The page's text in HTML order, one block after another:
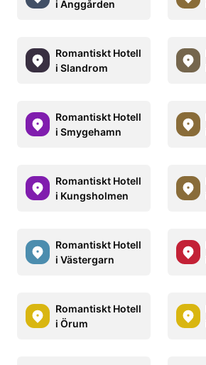
i Änggården
Romantiskt Hotell
i Slandrom
Romantiskt Hotell
i Smygehamn
Romantiskt Hotell
i Kungsholmen
Romantiskt Hotell
i Västergarn
Romantiskt Hotell
i Örum